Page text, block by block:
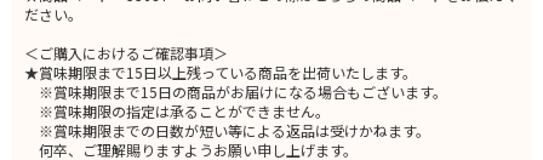
ださい。
＜ご購入におけるご確認事項＞
★賞味期限まで15日以上残っている商品を出荷いたします。
※賞味期限まで15日の商品がお届けになる場合もございます。
※賞味期限の指定は承ることができません。
※賞味期限までの日数が短い等による返品は受けかねます。
何卒、ご理解賜りますようお願い申し上げます。